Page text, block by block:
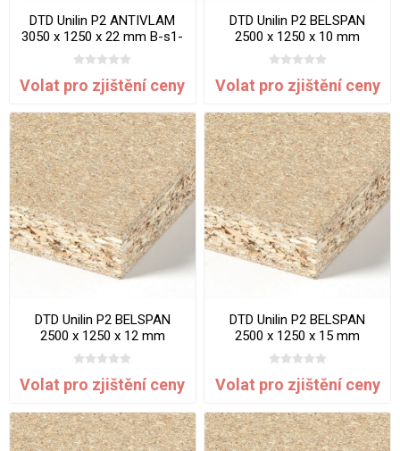
DTD Unilin P2 ANTIVLAM
3050 x 1250 x 22 mm B-s1-
d0
Volat pro zjištění ceny
DTD Unilin P2 BELSPAN
2500 x 1250 x 10 mm
Volat pro zjištění ceny
DTD Unilin P2 BELSPAN
2500 x 1250 x 12 mm
Volat pro zjištění ceny
DTD Unilin P2 BELSPAN
2500 x 1250 x 15 mm
Volat pro zjištění ceny